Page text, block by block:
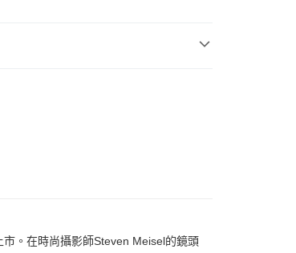
。在時尚攝影師Steven Meisel的鏡頭